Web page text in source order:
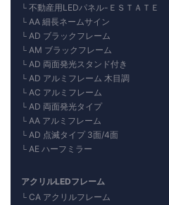
不動産用LEDパネル-ＥＳＴＡＴＥ
AA 細長ネームサイン
AD ブラックフレーム
AM ブラックフレーム
AD 両面発光スタンド付き
AD アルミフレーム 木目調
AC アルミフレーム
AD 両面発光タイプ
AA アルミフレーム
AD 点滅タイプ 3面/4面
AE ハーフミラー
アクリルLEDフレーム
CA アクリルフレーム